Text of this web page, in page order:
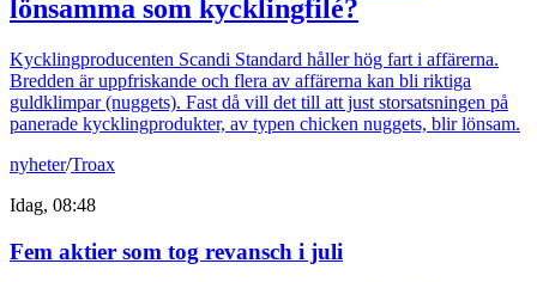
lönsamma som kycklingfilé?
Kycklingproducenten Scandi Standard håller hög fart i affärerna.
Bredden är uppfriskande och flera av affärerna kan bli riktiga
guldklimpar (nuggets). Fast då vill det till att just storsatsningen på
panerade kycklingprodukter, av typen chicken nuggets, blir lönsam.
nyheter/Troax
Idag, 08:48
Fem aktier som tog revansch i juli